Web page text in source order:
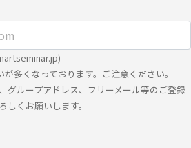
ために、適切な機密保持契約を締結した
利用するために、当社のグループ会社お
する場合
ご提供頂いた個人情報の全ての項目に
多くなっております。ご注意ください。
グループアドレス、フリーメール等のご登録
くお願いします。